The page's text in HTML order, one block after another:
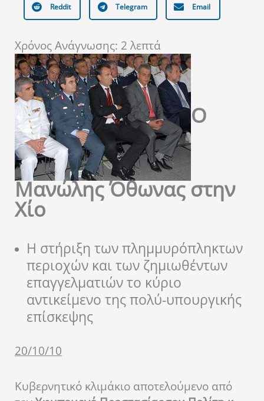
Reddit Telegram Email
Χρόνος Ανάγνωσης: 2 λεπτά
O
Mανώλης Όθωνας στην
Χίο
Η στήριξη των πλημμυρόπληκτων
περιοχών και των ζημιωθέντων
επαγγελματιών το κύριο
αντικείμενο της πολύ-υπουργικής
επίσκεψης
20/10/10
Κυβερνητικό κλιμάκιο αποτελούμενο από